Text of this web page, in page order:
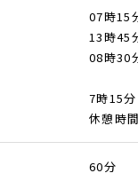
07時15
13時45
08時30
7時15
休憩時
60分